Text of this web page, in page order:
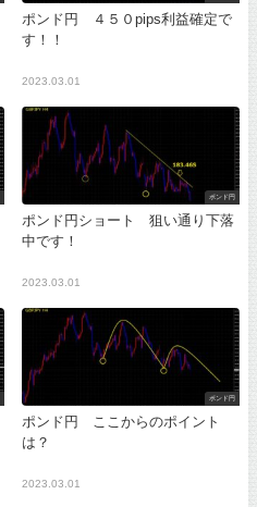
ポンド円 ４５０pips利益確定で
す！！
2023.03.01
ポンド円
ポンド円ショート 狙い通り下落
中です！
2023.03.01
ポンド円
ポンド円 ここからのポイント
は？
2023.03.01